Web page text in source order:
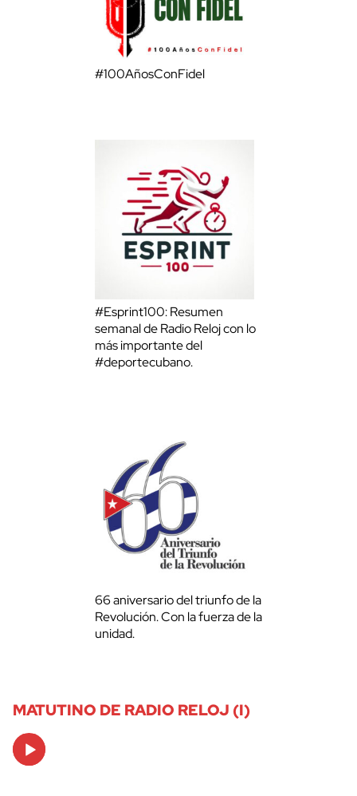
#100AñosConFidel
#Esprint100: Resumen
semanal de Radio Reloj con lo
más importante del
#deportecubano.
66 aniversario del triunfo de la
Revolución. Con la fuerza de la
unidad.
MATUTINO DE RADIO RELOJ (I)
Audio
Player